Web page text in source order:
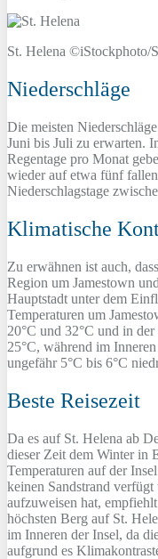
St. Helena ©iStockphoto/
Niederschläge
Die meisten
Juni bis Juli zu erwarten.
Regentage pro Monat
wieder auf etwa fünf
Niederschlagstage
Klimatische
Zu erwähnen ist auch,
Region um Jamestown
Hauptstadt unter dem
Temperaturen um
20°C und 32°C und in
25°C, während im
ungefähr 5°C bis 6°C
Beste Reisezeit
Da es auf St. Helena ab
dieser Zeit dem Winter in
Temperaturen auf der
keinen Sandstrand
aufzuweisen hat,
höchsten Berg auf St.
im Inneren der Insel, da
aufgrund es